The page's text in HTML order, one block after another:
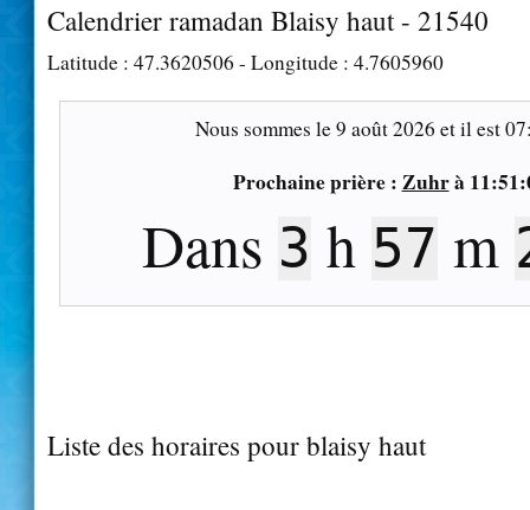
Calendrier ramadan Blaisy haut - 21540
Latitude : 47.3620506 - Longitude : 4.7605960
Nous sommes le9 août 2026 et il est
Prochaine prière : Zuhrà
Dans 3 h 57 m
Liste des horaires pour blaisy haut